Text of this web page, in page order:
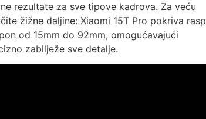
rezultate za sve tipove kadrova. Za veću
žižne daljine: Xiaomi 15T Pro pokriva
od 15mm do 92mm, omogućavajući
zabilježe sve detalje.